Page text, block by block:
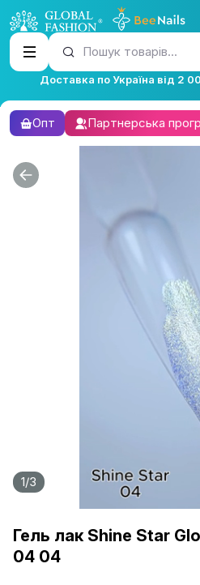
Пошук товарів...
Доставка по Україна від 2
Опт Партнерська
1/3
Гель лак Shine Star
04 04